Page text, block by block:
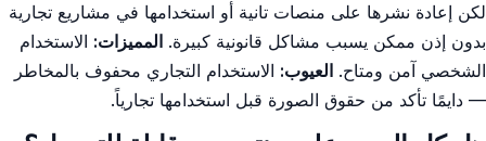
لكن إعادة نشرها على منصات تانية أو استخدامها في مشاريع تجارية
بدون إذن ممكن يسبب مشاكل قانونية كبيرة. المميزات: الاستخدام
الشخصي آمن ومتاح. العيوب: الاستخدام التجاري محفوف بالمخاطر
— دايمًا تأكد من حقوق الصورة قبل استخدامها تجارياً.